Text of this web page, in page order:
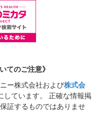
てのご注意》
ー株式会社および株式会
しています。 正確な情報掲
証するものではありませ